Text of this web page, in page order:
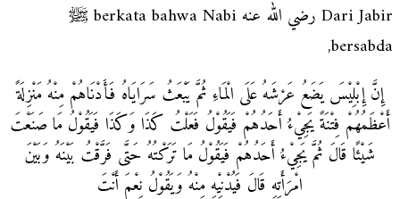
Dari Jabir رضي الله عنه berkata bahwa Nabi ﷺ
bersabda,
إِنَّ إِبْلِيْسَ يَضَعُ عَرْشَهُ عَلَى الْمَاءِ ثُمَّ يَبْعَثُ سَرَايَاهُ فَأَدْنَاهُمْ مِنْهُ مَنْزِلَةً
أَعْظَمُهُمْ فِتْنَةً يَجِيْءُ أَحَدُهُمْ فَيَقُوْلُ فَعَلْتُ كَذَا وَكَذَا فَيَقُوْلُ مَا صَنَعْتَ
شَيْئًا قَالَ ثُمَّ يَجِيْءُ أَحَدُهُمْ فَيَقُوْلُ مَا تَرَكْتُهُ حَتَّى فَرَّقْتُ بَيْنَهُ وَبَيْنَ
امْرَأَتِهِ قَالَ فَيُدْنِيْهِ مِنْهُ وَيَقُوْلُ نِعْمَ أَنْتَ